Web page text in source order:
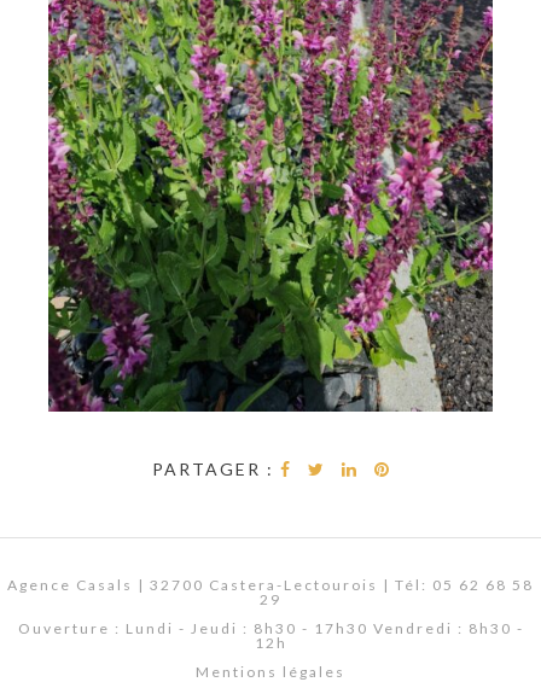
PARTAGER :
Agence Casals | 32700 Castera-Lectourois | Tél: 05 62 68 58
29
Ouverture : Lundi - Jeudi : 8h30 - 17h30 Vendredi : 8h30 -
12h
Mentions légales